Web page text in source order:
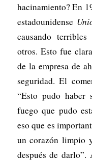
hacinamiento? En
estadounidense
causando
otros. Esto fue
de la empresa de
seguridad. El
“Esto pudo haber
fuego que pudo
eso que es
un corazón limpio
después de